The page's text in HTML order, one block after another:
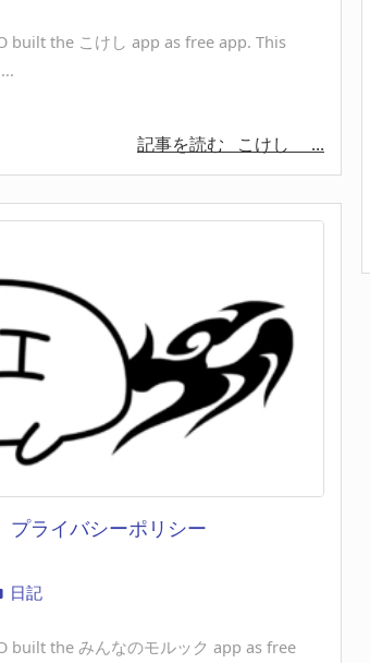
built the こけし app as free app. This
記事を読む こけし ...
ライバシーポリシー
日記
built the みんなのモルック app as free